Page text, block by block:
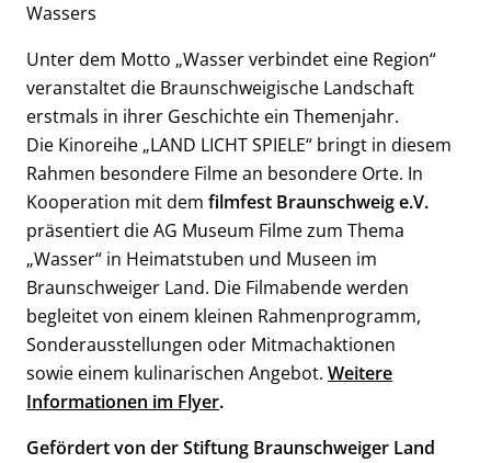
Wassers
Unter dem Motto „Wasser verbindet eine Region“
veranstaltet die Braunschweigische Landschaft
erstmals in ihrer Geschichte ein Themenjahr.
Die Kinoreihe „LAND LICHT SPIELE“ bringt in diesem
Rahmen besondere Filme an besondere Orte. In
Kooperation mit dem filmfest Braunschweig e.V.
präsentiert die AG Museum Filme zum Thema
„Wasser“ in Heimatstuben und Museen im
Braunschweiger Land. Die Filmabende werden
begleitet von einem kleinen Rahmenprogramm,
Sonderausstellungen oder Mitmachaktionen
sowie einem kulinarischen Angebot. Weitere
Informationen im Flyer.
Gefördert von der Stiftung Braunschweiger Land